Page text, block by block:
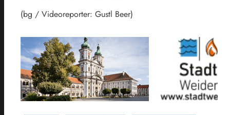
(bg / Videoreporter: Gustl Beer)